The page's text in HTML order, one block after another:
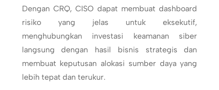
Dengan CRQ, CISO dapat membuat dashboard
risiko yang jelas untuk eksekutif,
menghubungkan investasi keamanan siber
langsung dengan hasil bisnis strategis dan
membuat keputusan alokasi sumber daya yang
lebih tepat dan terukur.